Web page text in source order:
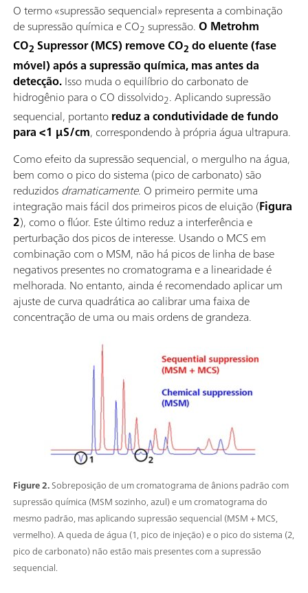
Figure 2.Sobreposição de um cromatograma de ânions padrão com
supressão química (MSM sozinho, azul) e um cromatograma do
mesmo padrão, mas aplicando supressão sequencial (MSM + MCS,
vermelho). A queda de água (1, pico de injeção) e o pico do sistema (2,
pico de carbonato) não estão mais presentes com a supressão
sequencial.
O termo «supressão sequencial» representa a combinação
de supressão química e CO2 supressão.O Metrohm
CO2 Supressor (MCS) remove CO2 do eluente (fase
móvel) após a supressão química, mas antes da
detecção.Isso muda o equilíbrio do carbonato de
hidrogênio para o CO dissolvido2. Aplicando supressão
sequencial, portantoreduz a condutividade de fundo
para <1 µS/cm, correspondendo à própria água ultrapura.
Como efeito da supressão sequencial, o mergulho na água,
bem como o pico do sistema (pico de carbonato) são
reduzidosdramaticamente. O primeiro permite uma
integração mais fácil dos primeiros picos de eluição (Figura
2), como o flúor. Este último reduz a interferência e
perturbação dos picos de interesse. Usando o MCS em
combinação com o MSM, não há picos de linha de base
negativos presentes no cromatograma e a linearidade é
melhorada. No entanto, ainda é recomendado aplicar um
ajuste de curva quadrática ao calibrar uma faixa de
concentração de uma ou mais ordens de grandeza.